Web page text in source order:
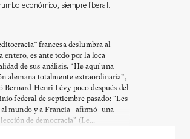
rumbo económico, siempre liberal.
francesa deslumbra al
entero, es ante todo por la loca
de sus análisis. “He aquí una
alemana totalmente extraordinaria”,
Bernard-Henri Lévy poco después del
federal de septiembre pasado: “Les
mundo y a Francia –afirmó- una
de democracia” (Le...